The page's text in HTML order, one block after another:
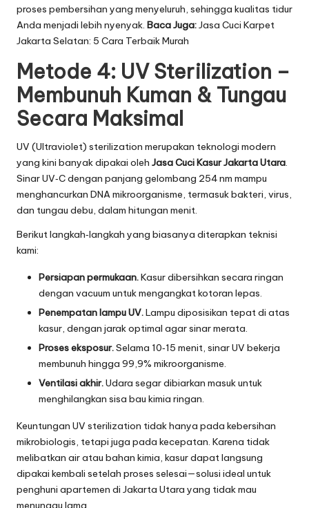
proses pembersihan yang menyeluruh, sehingga kualitas tidur
Anda menjadi lebih nyenyak. Baca Juga:Jasa Cuci Karpet
Jakarta Selatan: 5 Cara Terbaik Murah
Metode 4: UV Sterilization –
Membunuh Kuman & Tungau
Secara Maksimal
UV (Ultraviolet) sterilization merupakan teknologi modern
yang kini banyak dipakai oleh Jasa Cuci Kasur Jakarta Utara.
Sinar UV‑C dengan panjang gelombang 254 nm mampu
menghancurkan DNA mikroorganisme, termasuk bakteri, virus,
dan tungau debu, dalam hitungan menit.
Berikut langkah‑langkah yang biasanya diterapkan teknisi
kami:
Persiapan permukaan.Kasur dibersihkan secara ringan
dengan vacuum untuk mengangkat kotoran lepas.
Penempatan lampu UV.Lampu diposisikan tepat di atas
kasur, dengan jarak optimal agar sinar merata.
Proses eksposur.Selama 10‑15 menit, sinar UV bekerja
membunuh hingga 99,9% mikroorganisme.
Ventilasi akhir.Udara segar dibiarkan masuk untuk
menghilangkan sisa bau kimia ringan.
Keuntungan UV sterilization tidak hanya pada kebersihan
mikrobiologis, tetapi juga pada kecepatan. Karena tidak
melibatkan air atau bahan kimia, kasur dapat langsung
dipakai kembali setelah proses selesai—solusi ideal untuk
penghuni apartemen di Jakarta Utara yang tidak mau
menunggu lama.